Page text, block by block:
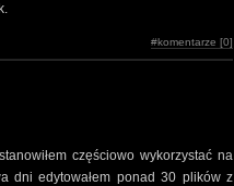
#komentarze [0]
częściowo wykorzystać na
dni edytowałem ponad 30 plików z